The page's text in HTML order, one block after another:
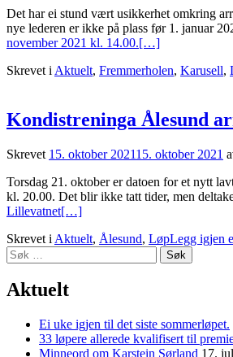
Det har ei stund vært usikkerhet omkring
nye lederen er ikke på plass før 1. januar
november 2021 kl. 14.00.[…]
Skrevet i Aktuelt, Fremmerholen, Karusell,
Kondistreninga Ålesund
Skrevet 15. oktober 202115. oktober 2021
Torsdag 21. oktober er datoen for et nytt
kl. 20.00. Det blir ikke tatt tider, men
Lillevatnet[…]
Skrevet i Aktuelt, Ålesund, LøpLegg igjen
Søk
etter:
Aktuelt
Ei uke igjen til det siste sommerløpet.
33 løpere allerede kvalifisert til
Minneord om Karstein Sørland 17.